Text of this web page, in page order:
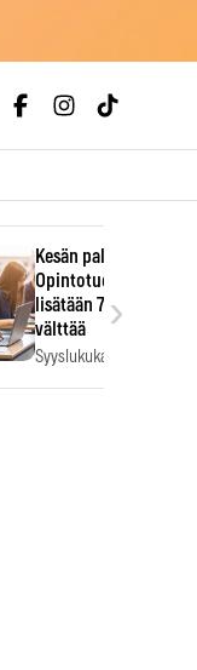
Kesän palkka
Opintotuen
lisätään 7,5
välttää
Syyslukukauden
›